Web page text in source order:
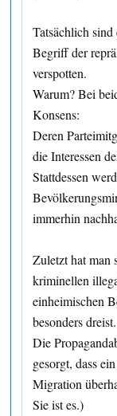
Tatsächlich
Begriff der
verspotten.
Warum? Bei
Konsens:
Deren
die Interessen
Stattdessen
immerhin
Zuletzt hat man
kriminellen
einheimischen
besonders dreist.
Die
gesorgt, dass
Migration
Sie ist es.)